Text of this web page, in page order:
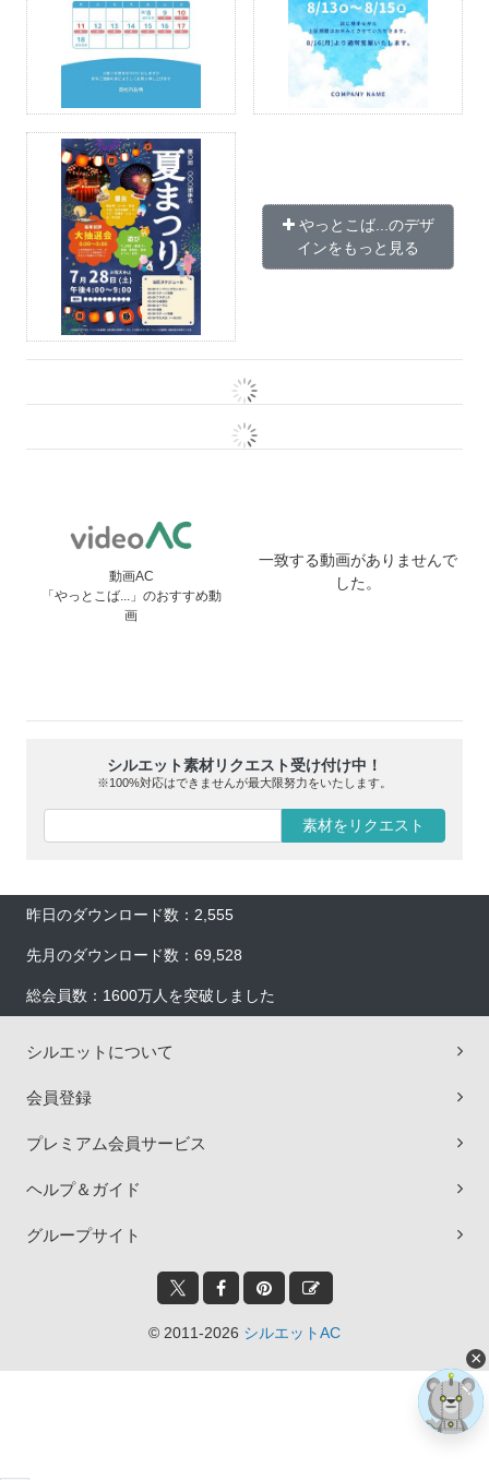
やっとこば...のデザ
インをもっと見る
動画AC
「やっとこば...」のおすすめ動
画
一致する動画がありませんで
した。
シルエット素材リクエスト受け付け中！
※100%対応はできませんが最大限努力をいたします。
素材をリクエスト
昨日のダウンロード数：2,555
先月のダウンロード数：69,528
総会員数：1600万人を突破しました
シルエットについて
会員登録
プレミアム会員サービス
ヘルプ＆ガイド
グループサイト
© 2011-2026 シルエットAC
×